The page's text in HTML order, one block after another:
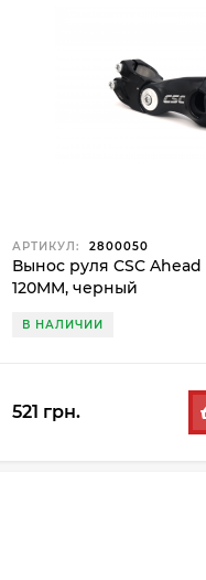
АРТИКУЛ: 2800050
Вынос руля CSC
120MM, черный
В НАЛИЧИИ
521 грн.